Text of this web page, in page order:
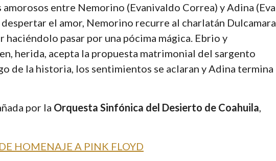
entre Nemorino (Evanivaldo Correa) y Adina (Eva
el amor, Nemorino recurre al charlatán Dulcamara
pasar por una pócima mágica. Ebrio y
herida, acepta la propuesta matrimonial del sargento
de la historia, los sentimientos se aclaran y Adina termina
por la Orquesta Sinfónica del Desierto de Coahuila,
HOMENAJE A PINK FLOYD